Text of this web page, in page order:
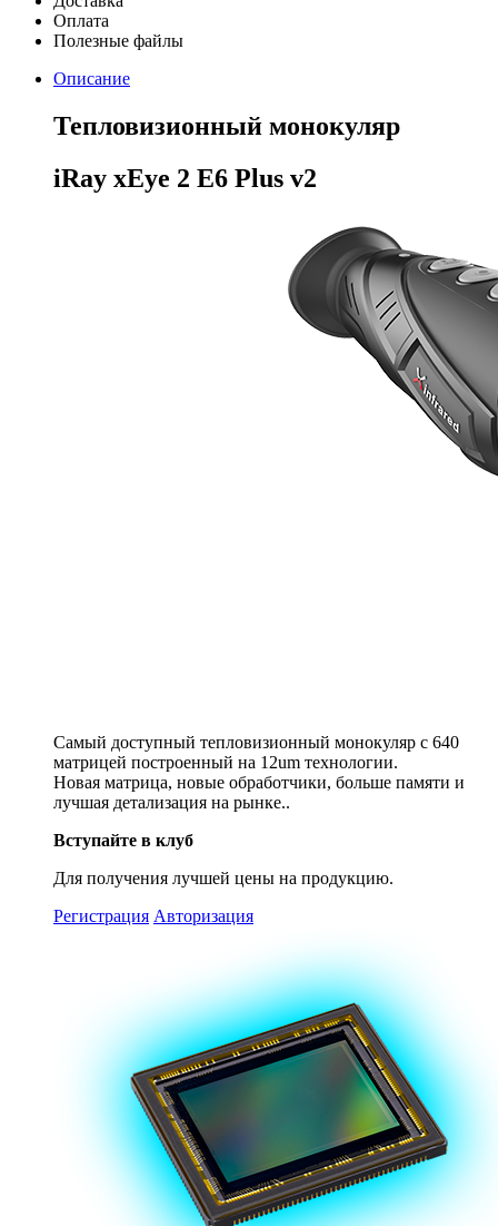
Оплата
Полезные файлы
Описание
Тепловизионный монокуляр
iRay xEye 2 E6 Plus v2
Самый доступный тепловизионный монокуляр с 640
матрицей построенный на 12um технологии.
Новая матрица, новые обработчики, больше памяти и
лучшая детализация на рынке..
Вступайте в клуб
Для получения лучшей цены на продукцию.
Регистрация Авторизация